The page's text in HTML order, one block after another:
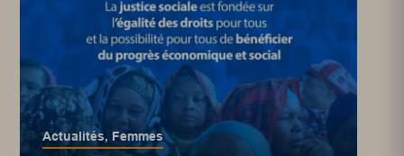
Actualités, Femmes